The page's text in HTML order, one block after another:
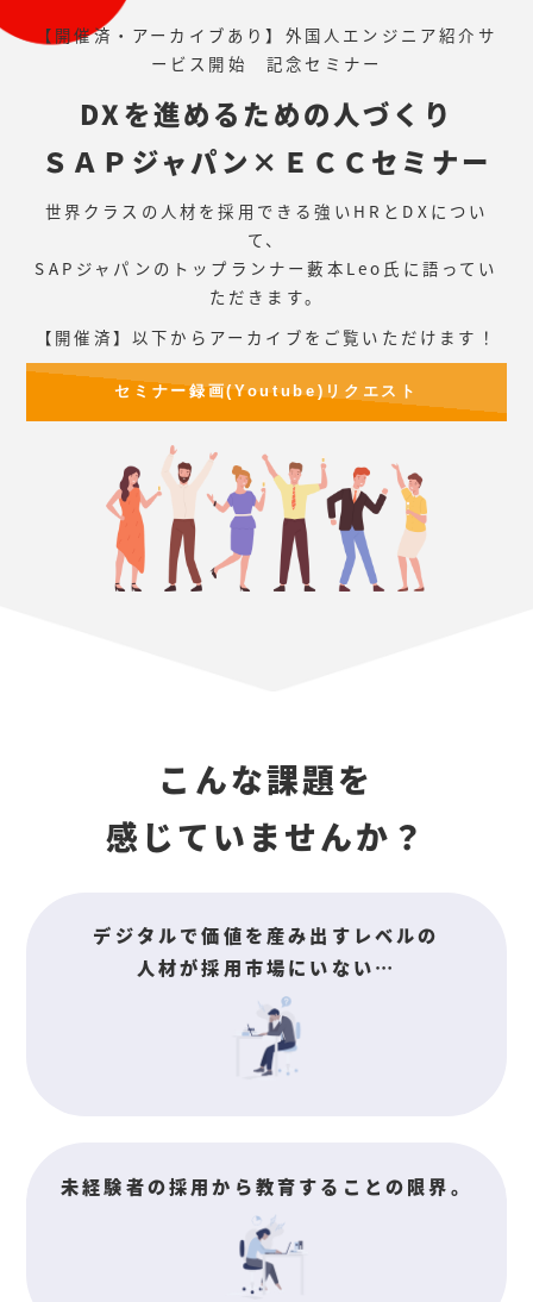
【開催済・アーカイブあり】外国人エンジニア紹介サ
ービス開始 記念セミナー
DXを進めるための人づくり
ＳＡＰジャパン×ＥＣＣセミナー
世界クラスの人材を採用できる強いHRとDXについ
て、
SAPジャパンのトップランナー藪本Leo氏に語ってい
ただきます。
【開催済】以下からアーカイブをご覧いただけます！
セミナー録画(Youtube)リクエスト
こんな課題を
感じていませんか？
デジタルで価値を産み出すレベルの
人材が採用市場にいない⋯
未経験者の採用から教育することの限界。